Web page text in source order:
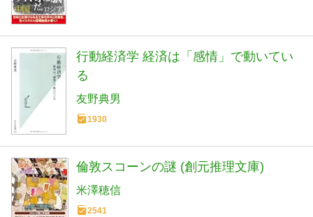
行動経済学 経済は「感情」で動いてい
る
友野典男
1930
倫敦スコーンの謎 (創元推理文庫)
米澤穂信
2541